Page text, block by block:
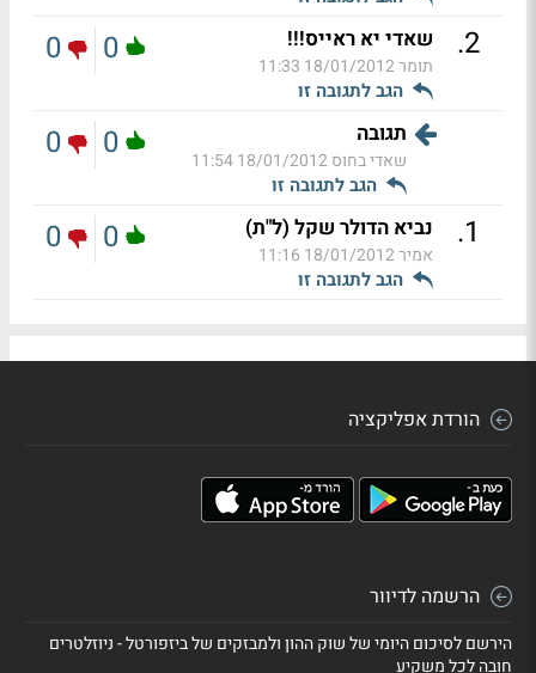
2
. שאדי יא ראייס!!!
תומר18/01/2012 11:33
הגב לתגובה זו
0
0
תגובה
שאדי בחוס18/01/2012 11:54
הגב לתגובה זו
0
0
1
. נביא הדולר שקל (ל"ת)
אמיר18/01/2012 11:16
הגב לתגובה זו
0
0
הורדת אפליקציה
הרשמה לדיוור
הירשם לסיכום היומי של שוק ההון ולמבזקים של ביזפורטל - ניוזלטרים
חובה לכל משקיע